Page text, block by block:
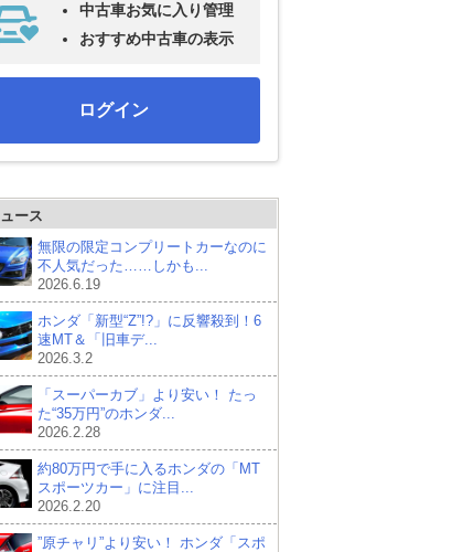
中古車お気に入り管理
おすすめ中古車の表示
ログイン
ース
無限の限定コンプリートカーなのに
不人気だった……しかも...
2026.6.19
ホンダ「新型“Z”!?」に反響殺到！6
速MT＆「旧車デ...
2026.3.2
「スーパーカブ」より安い！ たっ
た“35万円”のホンダ...
2026.2.28
約80万円で手に入るホンダの「MT
スポーツカー」に注目...
2026.2.20
”原チャリ”より安い！ ホンダ「スポ